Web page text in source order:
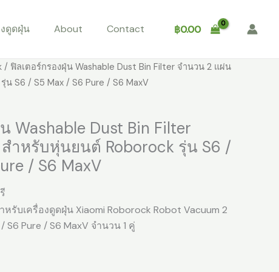
ดูดฝุ่น About Contact ฿0.00
/ ฟิลเตอร์กรองฝุ่น Washable Dust Bin Filter จำนวน 2 แผ่น
S6 / S5 Max / S6 Pure / S6 MaxV
Washable Dust Bin Filter
ำหรับหุ่นยนต์ Roborock รุ่น S6 /
/ S6 MaxV
หรับเครื่องดูดฝุ่น Xiaomi Roborock Robot Vacuum 2
S6 Pure / S6 MaxV จำนวน 1 คู่